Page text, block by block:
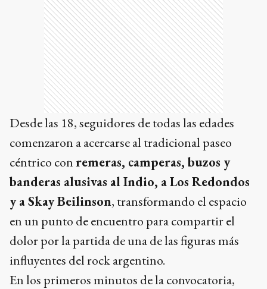
Desde las 18, seguidores de todas las edades
comenzaron a acercarse al tradicional paseo
céntrico conremeras, camperas, buzos y
banderas alusivas al Indio, a Los Redondos
y a Skay Beilinson, transformando el espacio
en un punto de encuentro para compartir el
dolor por la partida de una de las figuras más
influyentes del rock argentino.
En los primeros minutos de la convocatoria,